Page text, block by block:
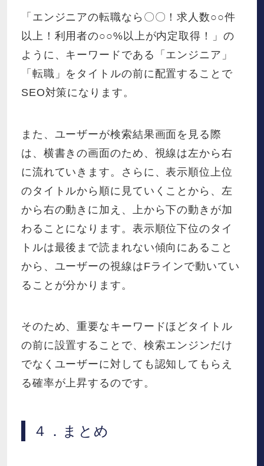
「エンジニアの転職なら〇〇！求人数○○件
以上！利用者の○○%以上が内定取得！」の
ように、キーワードである「エンジニア」
「転職」をタイトルの前に配置することで
SEO対策になります。
また、ユーザーが検索結果画面を見る際
は、横書きの画面のため、視線は左から右
に流れていきます。さらに、表示順位上位
のタイトルから順に見ていくことから、左
から右の動きに加え、上から下の動きが加
わることになります。表示順位下位のタイ
トルは最後まで読まれない傾向にあること
から、ユーザーの視線はFラインで動いてい
ることが分かります。
そのため、重要なキーワードほどタイトル
の前に設置することで、検索エンジンだけ
でなくユーザーに対しても認知してもらえ
る確率が上昇するのです。
４．まとめ